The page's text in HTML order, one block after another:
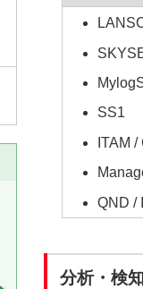
SS1
ITAM /
QND /
分析・検